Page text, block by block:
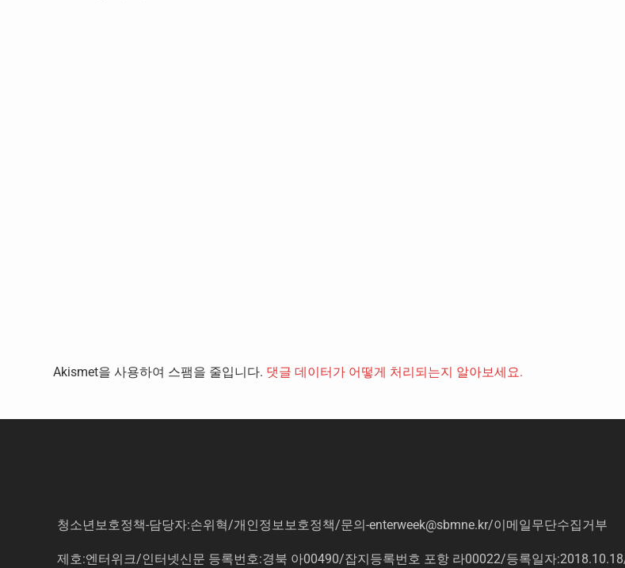
Akismet을 사용하여 스팸을 줄입니다. 댓글 데이터가 어떻게 처리되는지 알아보세요.
청소년보호정책-담당자:손위혁/개인정보보호정책/문의 -enterweek@sbmne.kr/이메일무단수집거부
제호:엔터위크/인터넷신문 등록번호:경북 아00490/잡지등록번호 포항 라00022/등록일자